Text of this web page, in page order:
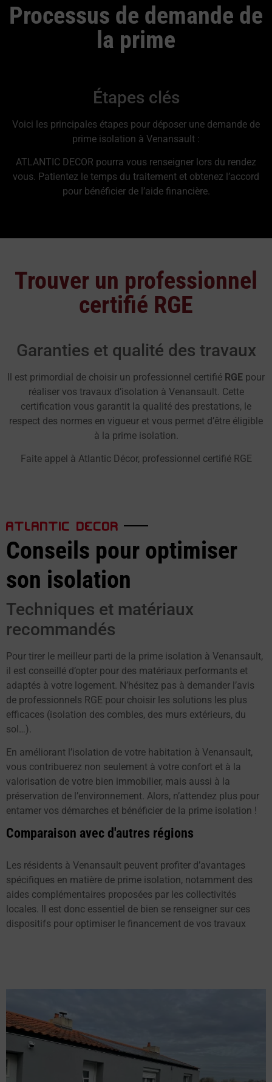
Processus de demande de
la prime
Étapes clés
Voici les principales étapes pour déposer une demande de
prime isolation à Venansault :
ATLANTIC DECOR pourra vous renseigner lors du rendez
vous. Patientez le temps du traitement et obtenez l’accord
pour bénéficier de l’aide financière.
Trouver un professionnel
certifié RGE
Garanties et qualité des travaux
Il est primordial de choisir un professionnel certifié RGE pour
réaliser vos travaux d’isolation à Venansault. Cette
certification vous garantit la qualité des prestations, le
respect des normes en vigueur et vous permet d’être éligible
à la prime isolation.
Faite appel à Atlantic Décor, professionnel certifié RGE
ATLANTIC DECOR
Conseils pour optimiser
son isolation
Techniques et matériaux
recommandés
Pour tirer le meilleur parti de la prime isolation à Venansault,
il est conseillé d’opter pour des matériaux performants et
adaptés à votre logement. N’hésitez pas à demander l’avis
de professionnels RGE pour choisir les solutions les plus
efficaces (isolation des combles, des murs extérieurs, du
sol…).
En améliorant l’isolation de votre habitation à Venansault,
vous contribuerez non seulement à votre confort et à la
valorisation de votre bien immobilier, mais aussi à la
préservation de l’environnement. Alors, n’attendez plus pour
entamer vos démarches et bénéficier de la prime isolation !
Comparaison avec d'autres régions
Les résidents à Venansault peuvent profiter d’avantages
spécifiques en matière de prime isolation, notamment des
aides complémentaires proposées par les collectivités
locales. Il est donc essentiel de bien se renseigner sur ces
dispositifs pour optimiser le financement de vos travaux